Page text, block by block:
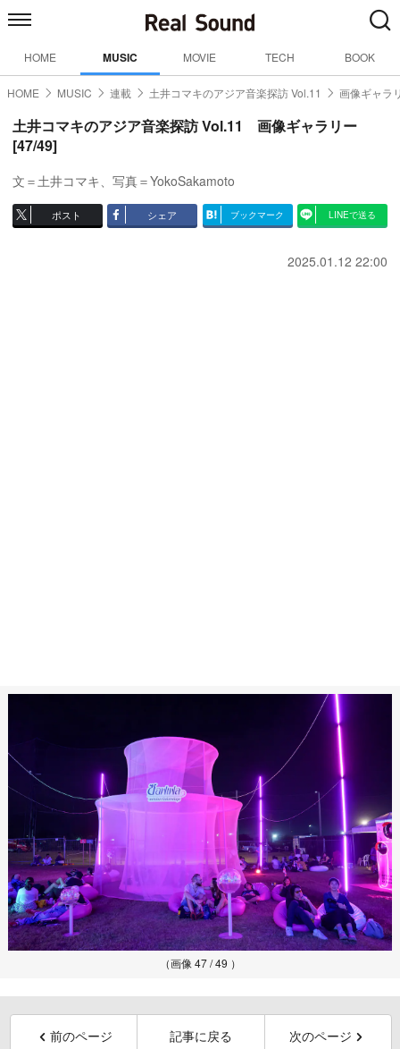
HOME MUSIC MOVIE TECH BOOK
HOME MUSIC 連載 土井コマキのアジア音楽探訪 Vol.11 画像ギャラ
土井コマキのアジア音楽探訪 Vol.11 画像ギャラリー
[47/49]
文＝土井コマキ、写真＝YokoSakamoto
ポスト シェア ブックマーク LINEで送る
2025.01.12 22:00
（画像 47 / 49 ）
前のページ 記事に戻る 次のページ